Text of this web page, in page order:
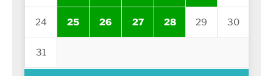
24 25 26 27 28 29 30
31